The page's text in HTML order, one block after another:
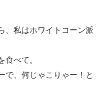
、私はホワイトコーン派
食べて。
で、何じゃこりゃー！と